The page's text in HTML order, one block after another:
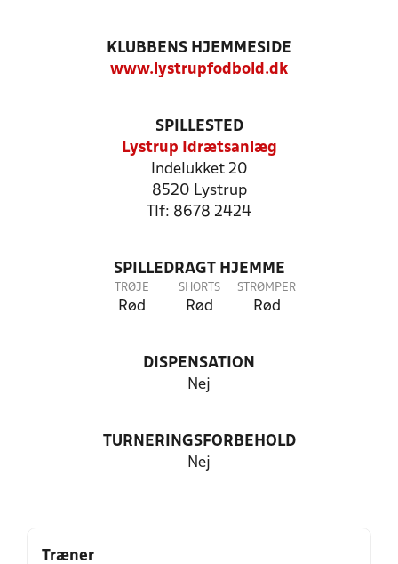
KLUBBENS HJEMMESIDE
www.lystrupfodbold.dk
SPILLESTED
Lystrup Idrætsanlæg
Indelukket 20
8520 Lystrup
Tlf: 8678 2424
SPILLEDRAGT HJEMME
TRØJE
Rød
SHORTS
Rød
STRØMPER
Rød
DISPENSATION
Nej
TURNERINGSFORBEHOLD
Nej
Træner